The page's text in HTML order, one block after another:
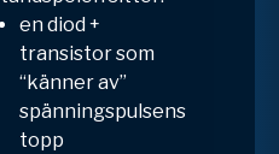
endiod +
transistorsom
“känner av”
spänningspulsens
topp